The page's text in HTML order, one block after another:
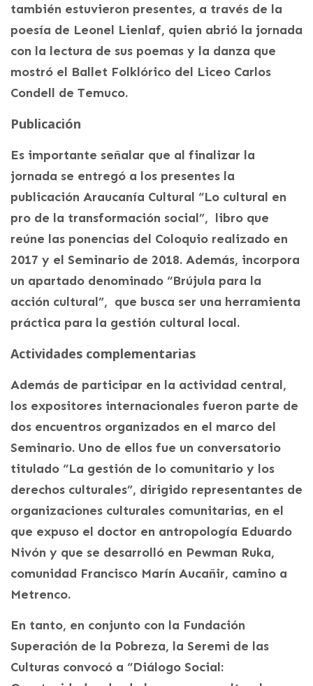
también estuvieron presentes, a través de la
poesía de Leonel Lienlaf, quien abrió la jornada
con la lectura de sus poemas y la danza que
mostró el Ballet Folklórico del Liceo Carlos
Condell de Temuco.
Publicación
Es importante señalar que al finalizar la
jornada se entregó a los presentes la
publicación Araucanía Cultural “Lo cultural en
pro de la transformación social”, libro que
reúne las ponencias del Coloquio realizado en
2017 y el Seminario de 2018. Además, incorpora
un apartado denominado “Brújula para la
acción cultural”, que busca ser una herramienta
práctica para la gestión cultural local.
Actividades complementarias
Además de participar en la actividad central,
los expositores internacionales fueron parte de
dos encuentros organizados en el marco del
Seminario. Uno de ellos fue un conversatorio
titulado “La gestión de lo comunitario y los
derechos culturales”, dirigido representantes de
organizaciones culturales comunitarias, en el
que expuso el doctor en antropología Eduardo
Nivón y que se desarrolló en Pewman Ruka,
comunidad Francisco Marín Aucañir, camino a
Metrenco.
En tanto, en conjunto con la Fundación
Superación de la Pobreza, la Seremi de las
Culturas convocó a “Diálogo Social: